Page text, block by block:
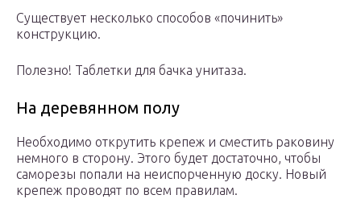
Существует несколько способов «починить»
конструкцию.
Полезно! Таблетки для бачка унитаза.
На деревянном полу
Необходимо открутить крепеж и сместить раковину
немного в сторону. Этого будет достаточно, чтобы
саморезы попали на неиспорченную доску. Новый
крепеж проводят по всем правилам.